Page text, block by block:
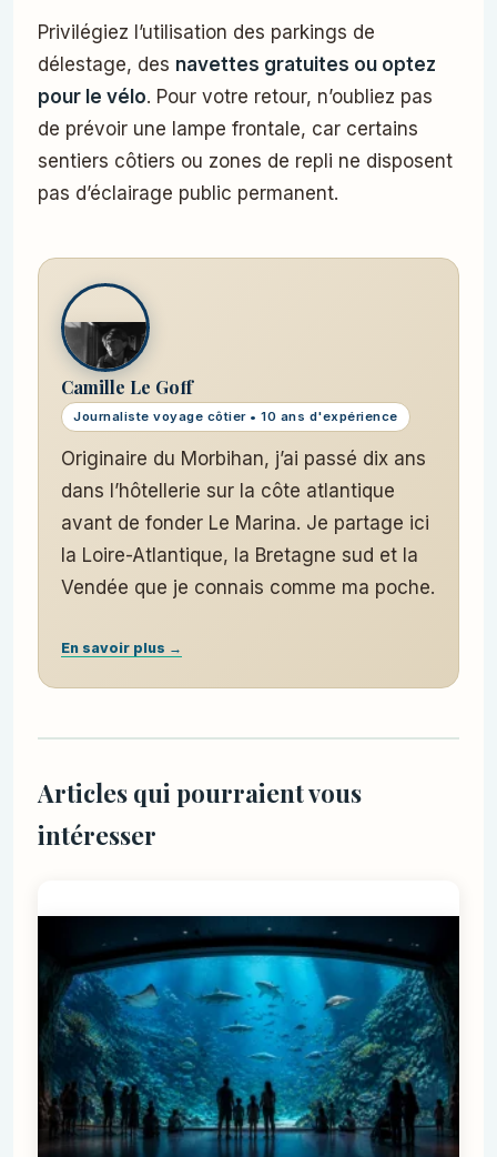
Privilégiez l’utilisation des parkings de
délestage, des navettes gratuites ou optez
pour le vélo. Pour votre retour, n’oubliez pas
de prévoir une lampe frontale, car certains
sentiers côtiers ou zones de repli ne disposent
pas d’éclairage public permanent.
Camille Le Goff
Journaliste voyage côtier • 10 ans d'expérience
Originaire du Morbihan, j’ai passé dix ans
dans l’hôtellerie sur la côte atlantique
avant de fonder Le Marina. Je partage ici
la Loire-Atlantique, la Bretagne sud et la
Vendée que je connais comme ma poche.
En savoir plus →
Articles qui pourraient vous
intéresser